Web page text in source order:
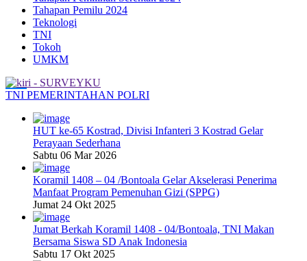
Tahapan Pemilu 2024
Teknologi
TNI
Tokoh
UMKM
TNI PEMERINTAHAN POLRI
HUT ke-65 Kostrad, Divisi Infanteri 3 Kostrad Gelar
Perayaan Sederhana
Sabtu 06 Mar 2026
Koramil 1408 – 04 /Bontoala Gelar Akselerasi Penerima
Manfaat Program Pemenuhan Gizi (SPPG)
Jumat 24 Okt 2025
Jumat Berkah Koramil 1408 - 04/Bontoala, TNI Makan
Bersama Siswa SD Anak Indonesia
Sabtu 17 Okt 2025